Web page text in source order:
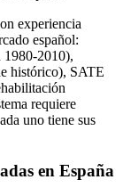
experiencia
español:
1980-2010),
histórico), SATE
requiere
uno tiene sus
en España